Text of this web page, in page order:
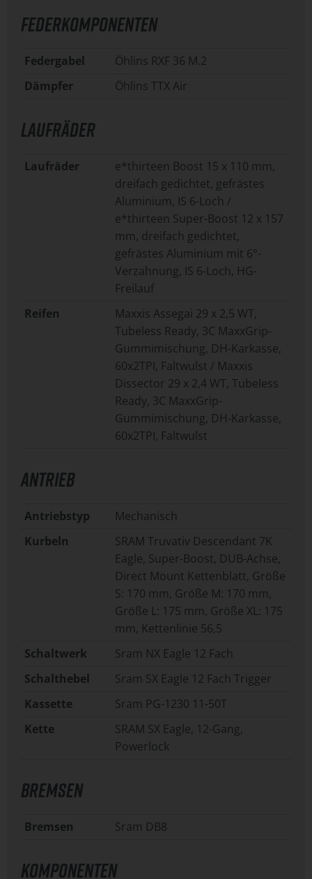
FEDERKOMPONENTEN
Federgabel
Öhlins RXF 36 M.2
Dämpfer
Öhlins TTX Air
LAUFRÄDER
Laufräder
e*thirteen Boost 15 x 110 mm,
dreifach gedichtet, gefrästes
Aluminium, IS 6-Loch /
e*thirteen Super-Boost 12 x 157
mm, dreifach gedichtet,
gefrästes Aluminium mit 6°-
Verzahnung, IS 6-Loch, HG-
Freilauf
Reifen
Maxxis Assegai 29 x 2,5 WT,
Tubeless Ready, 3C MaxxGrip-
Gummimischung, DH-Karkasse,
60x2TPI, Faltwulst / Maxxis
Dissector 29 x 2,4 WT, Tubeless
Ready, 3C MaxxGrip-
Gummimischung, DH-Karkasse,
60x2TPI, Faltwulst
ANTRIEB
Antriebstyp
Mechanisch
Kurbeln
SRAM Truvativ Descendant 7K
Eagle, Super-Boost, DUB-Achse,
Direct Mount Kettenblatt, Größe
S: 170 mm, Größe M: 170 mm,
Größe L: 175 mm, Größe XL: 175
mm, Kettenlinie 56,5
Schaltwerk
Sram NX Eagle 12 Fach
Schalthebel
Sram SX Eagle 12 Fach Trigger
Kassette
Sram PG-1230 11-50T
Kette
SRAM SX Eagle, 12-Gang,
Powerlock
BREMSEN
Bremsen Sram DB8
KOMPONENTEN